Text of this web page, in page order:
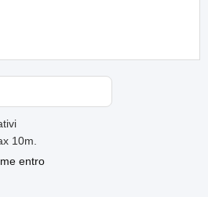
10m.
entro